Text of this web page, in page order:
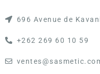
696 Avenue de
+262 269 60 10 59